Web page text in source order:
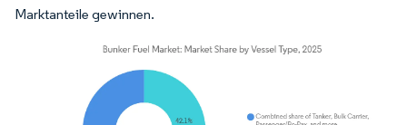
Marktanteile gewinnen.